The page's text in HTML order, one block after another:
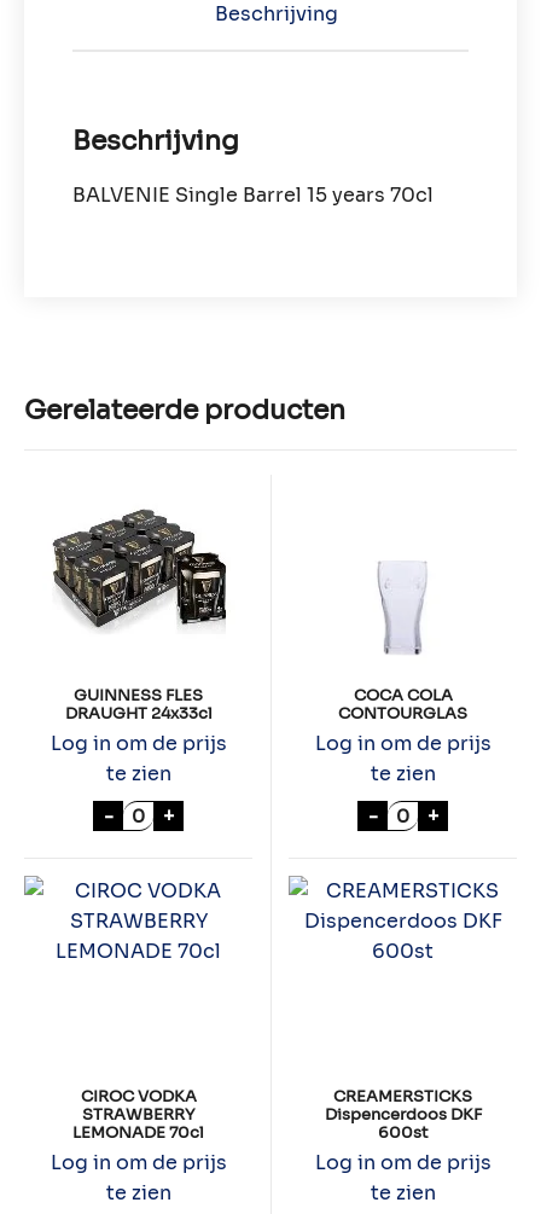
Beschrijving
Beschrijving
BALVENIE Single Barrel 15 years 70cl
Gerelateerde producten
GUINNESS FLES
DRAUGHT 24x33cl
Log in om de prijs
te zien
- GUINNESS FLES DRAUGHT 24x33cl aantal
+
COCA COLA
CONTOURGLAS
Log in om de prijs
te zien
- COCA COLA
+
CIROC VODKA
STRAWBERRY
LEMONADE 70cl
Log in om de prijs
te zien
CREAMERSTICKS
Dispencerdoos DKF
600st
Log in om de prijs
te zien